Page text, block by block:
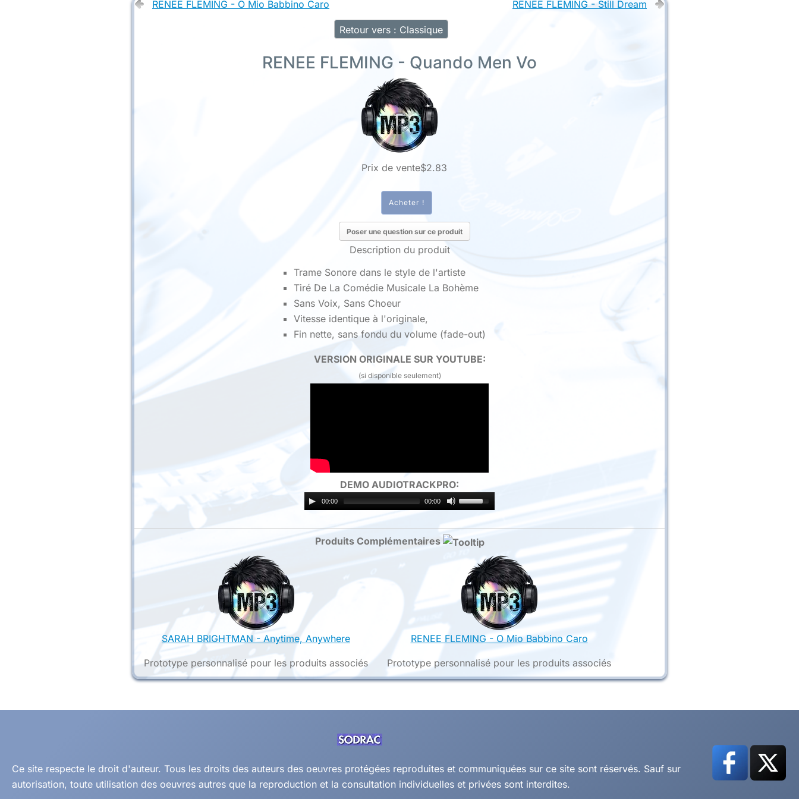
RENEE FLEMING - O Mio Babbino Caro
RENEE FLEMING - Still Dream
Retour vers : Classique
RENEE FLEMING - Quando Men Vo
Prix ​​de vente$2.83
Poser une question sur ce produit
Description du produit
Trame Sonore dans le style de l'artiste
Tiré De La Comédie Musicale La Bohème
Sans Voix, Sans Choeur
Vitesse identique à l'originale,
Fin nette, sans fondu du volume (fade-out)
VERSION ORIGINALE SUR YOUTUBE:
(si disponible seulement)
DEMO AUDIOTRACKPRO:
00:00 00:00
Produits Complémentaires
SARAH BRIGHTMAN - Anytime, Anywhere
Prototype personnalisé pour les produits associés
RENEE FLEMING - O Mio Babbino Caro
Prototype personnalisé pour les produits associés
Ce site respecte le droit d'auteur. Tous les droits des auteurs des oeuvres protégées reproduites et communiquées sur ce site sont réservés. Sauf sur
autorisation, toute utilisation des oeuvres autres que la reproduction et la consultation individuelles et privées sont interdites.